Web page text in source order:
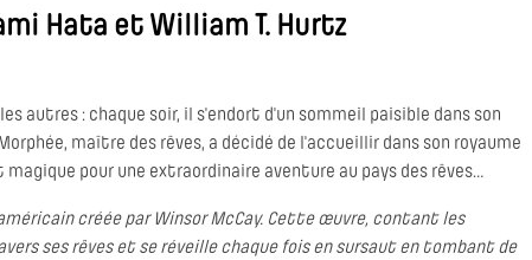
Hata et William T. Hurtz
autres : chaque soir, il s'endort d'un sommeil paisible dans son
maître des rêves, a décidé de l'accueillir dans son royaume
pour une extraordinaire aventure au pays des rêves…
créée par Winsor McCay. Cette œuvre, contant les
ses rêves et se réveille chaque fois en sursaut en tombant de